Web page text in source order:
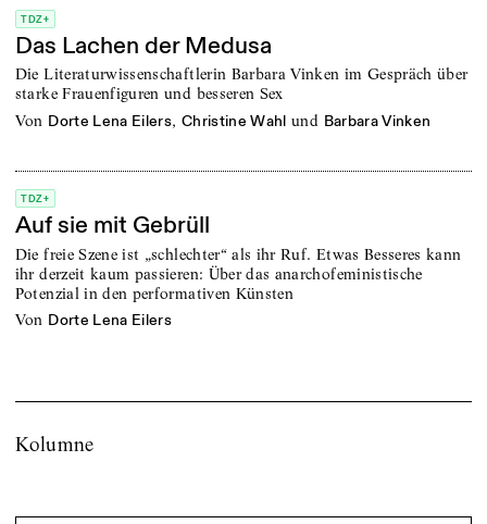
TDZ+
Das Lachen der Medusa
Die Literaturwissenschaftlerin Barbara Vinken im Gespräch über
starke Frauenfiguren und besseren Sex
von Dorte Lena Eilers, Christine Wahl und Barbara Vinken
TDZ+
Auf sie mit Gebrüll
Die freie Szene ist „schlechter“ als ihr Ruf. Etwas Besseres kann
ihr derzeit kaum passieren: Über das anarchofeministische
Potenzial in den performativen Künsten
von Dorte Lena Eilers
Kolumne